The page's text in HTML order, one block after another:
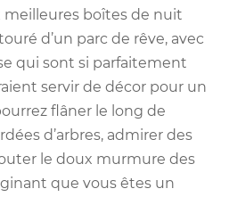
meilleures boîtes de nuit
d’un parc de rêve, avec
qui sont si parfaitement
servir de décor pour un
flâner le long de
d’arbres, admirer des
le doux murmure des
que vous êtes un